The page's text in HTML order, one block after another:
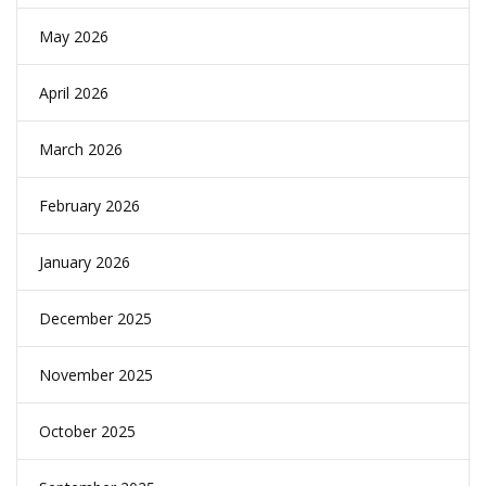
May 2026
April 2026
March 2026
February 2026
January 2026
December 2025
November 2025
October 2025